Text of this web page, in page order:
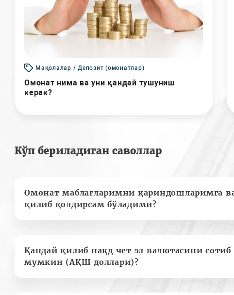
Мақолалар / Депозит (омонатлар)
Омонат нима ва уни қандай тушуниш
керак?
Кўп бериладиган саволлар
Омонат маблағларимни қариндошларимга
қилиб қолдирсам бўладими?
Қандай қилиб нақд чет эл валютасини
мумкин (АҚШ доллари)?